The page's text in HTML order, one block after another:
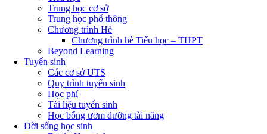
Trung học cơ sở
Trung học phổ thông
Chương trình Hè
Chương trình hè Tiểu học – THPT
Beyond Learning
Tuyển sinh
Các cơ sở UTS
Quy trình tuyển sinh
Học phí
Tài liệu tuyển sinh
Học bổng ươm dưỡng tài năng
Đời sống học sinh